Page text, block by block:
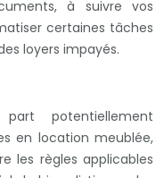
à suivre vos
certaines tâches
loyers impayés.
potentiellement
en location meublée,
les règles applicables